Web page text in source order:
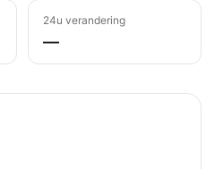
24u verandering
—